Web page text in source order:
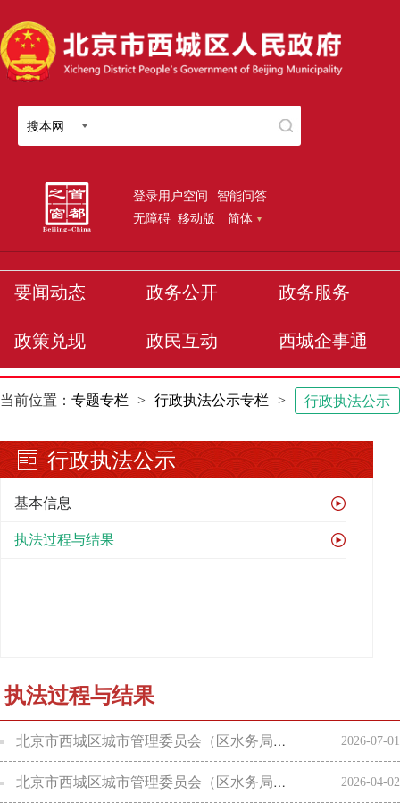
搜本网
登录用户空间 智能问答
无障碍 移动版 简体
要闻动态 政务公开 政务服务
政策兑现 政民互动 西城企事通
当前位置： 专题专栏 > 行政执法公示专栏 > 行政执法公示
行政执法公示
基本信息
执法过程与结果
执法过程与结果
北京市西城区城市管理委员会（区水务局、区交通委）2026年第二季度行政检查结果公示 2026-07-01
北京市西城区城市管理委员会（区水务局、区交通委）2026年第一季度行政检查结果公示 2026-04-02